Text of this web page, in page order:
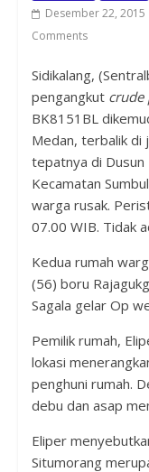
Desember 22, 2015
Comments
Sidikalang,
pengangkut crude
BK8151BL
Medan, terbalik di
tepatnya di Dusun
Kecamatan
warga rusak.
07.00 WIB. Tidak
Kedua rumah
(56) boru
Sagala gelar Op
Pemilik rumah,
lokasi
penghuni rumah.
debu dan asap
Eliper
Situmorang